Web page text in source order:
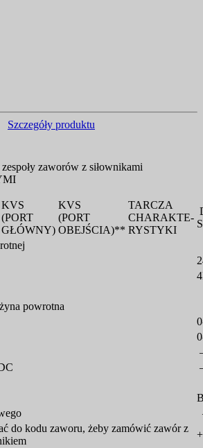
Szczegóły produktu
zaworów z siłownikami
KVS
(PORT
GŁÓWNY)
KVS
(PORT
OBEJŚCIA)**
TARCZA
CHARAKTE-
RYSTYKI
powrotna
do kodu zaworu, żeby zamówić zawór z